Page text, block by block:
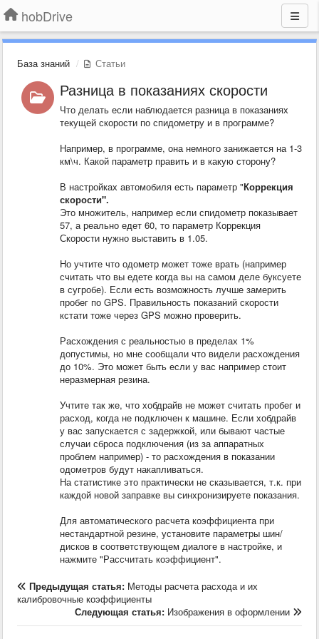
hobDrive
База знаний Статьи
Разница в показаниях скорости
Что делать если наблюдается разница в показаниях
текущей скорости по спидометру и в программе?
Например, в программе, она немного занижается на 1-3
км\ч. Какой параметр править и в какую сторону?
В настройках автомобиля есть параметр "Коррекция
скорости".
Это множитель, например если спидометр показывает
57, а реально едет 60, то параметр Коррекция
Скорости нужно выставить в 1.05.
Но учтите что одометр может тоже врать (например
считать что вы едете когда вы на самом деле буксуете
в сугробе). Если есть возможность лучше замерить
пробег по GPS. Правильность показаний скорости
кстати тоже через GPS можно проверить.
Расхождения с реальностью в пределах 1%
допустимы, но мне сообщали что видели расхождения
до 10%. Это может быть если у вас например стоит
неразмерная резина.
Учтите так же, что хобдрайв не может считать пробег и
расход, когда не подключен к машине. Если хобдрайв
у вас запускается с задержкой, или бывают частые
случаи сброса подключения (из за аппаратных
проблем например) - то расхождения в показании
одометров будут накапливаться.
На статистике это практически не сказывается, т.к. при
каждой новой заправке вы синхронизируете показания.
Для автоматического расчета коэффициента при
нестандартной резине, установите параметры шин/
дисков в соответствующем диалоге в настройке, и
нажмите "Рассчитать коэффициент".
Предыдущая статья: Методы расчета расхода и их
калибровочные коэффициенты
Следующая статья: Изображения в оформлении